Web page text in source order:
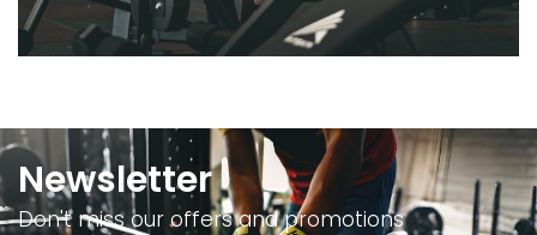
Newsletter
Don't miss our offers and promotions